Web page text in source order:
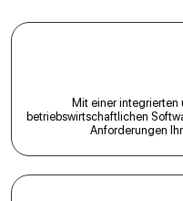
Mit einer integrierten
betriebswirtschaftlichen
Anforderungen